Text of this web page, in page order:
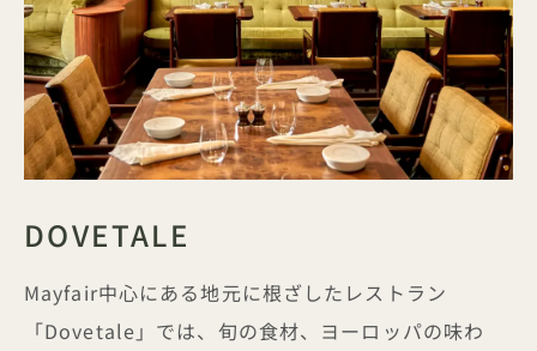
DOVETALE
Mayfair中心にある地元に根ざしたレストラン
「Dovetale」では、旬の食材、ヨーロッパの味わ